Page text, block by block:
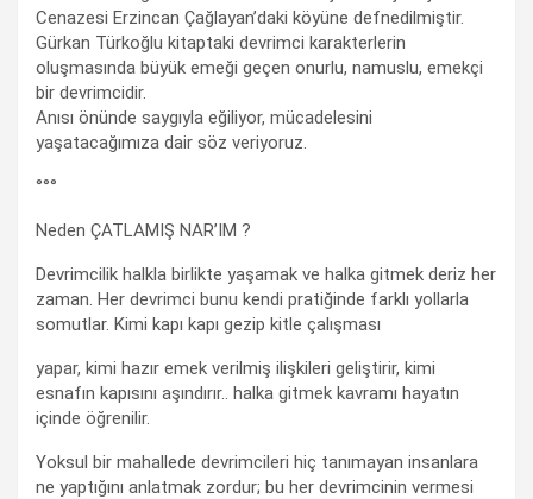
Cenazesi Erzincan Çağlayan’daki köyüne defnedilmiştir.
Gürkan Türkoğlu kitaptaki devrimci karakterlerin
oluşmasında büyük emeği geçen onurlu, namuslu, emekçi
bir devrimcidir.
Anısı önünde saygıyla eğiliyor, mücadelesini
yaşatacağımıza dair söz veriyoruz.
°°°
Neden ÇATLAMIŞ NAR’IM ?
Devrimcilik halkla birlikte yaşamak ve halka gitmek deriz her
zaman. Her devrimci bunu kendi pratiğinde farklı yollarla
somutlar. Kimi kapı kapı gezip kitle çalışması
yapar, kimi hazır emek verilmiş ilişkileri geliştirir, kimi
esnafın kapısını aşındırır.. halka gitmek kavramı hayatın
içinde öğrenilir.
Yoksul bir mahallede devrimcileri hiç tanımayan insanlara
ne yaptığını anlatmak zordur; bu her devrimcinin vermesi